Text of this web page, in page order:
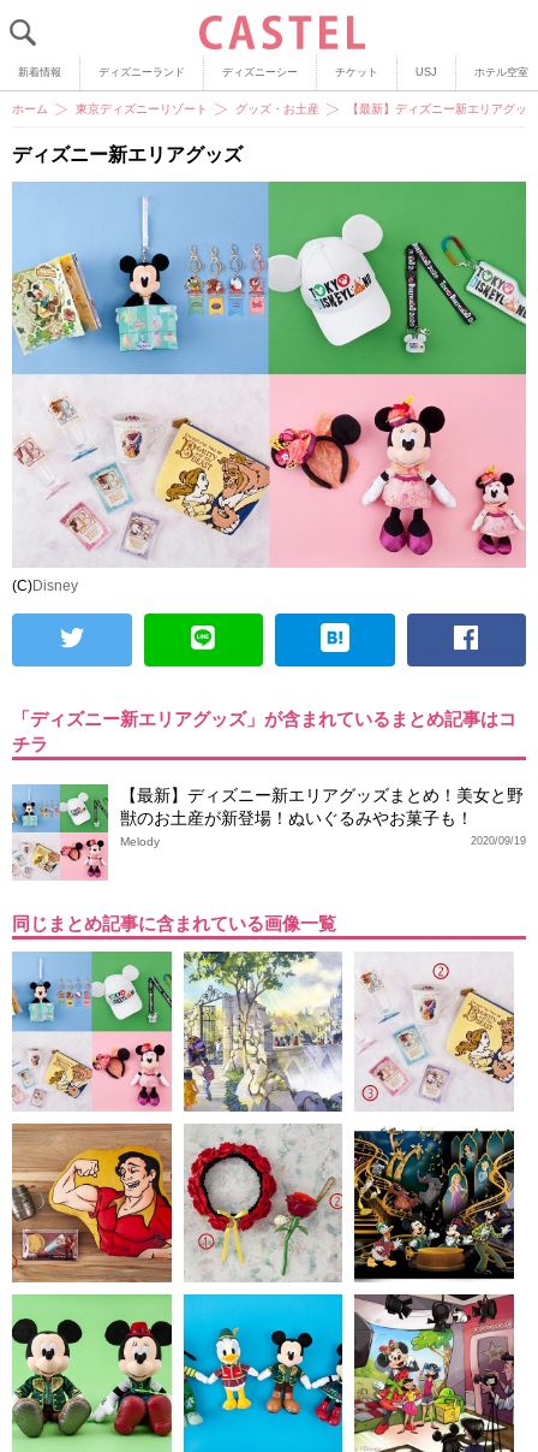
新着情報 ディズニーランド ディズニーシー チケット USJ ホテル空室
ホーム 東京ディズニーリゾート グッズ・お土産 【最新】ディズニー新エリアグッ
ディズニー新エリアグッズ
(C)Disney
「ディズニー新エリアグッズ」が含まれているまとめ記事はコ
チラ
【最新】ディズニー新エリアグッズまとめ！美女と野
獣のお土産が新登場！ぬいぐるみやお菓子も！
2020/09/19
Melody
同じまとめ記事に含まれている画像一覧